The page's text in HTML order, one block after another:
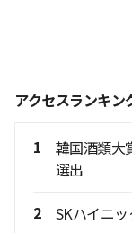
アクセスランキン
1
韓国酒類大
選出
2 SKハイニ